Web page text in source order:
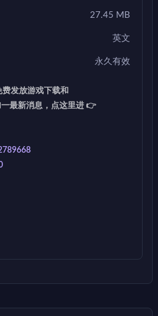
27.45 MB
英文
永久有效
费发放游戏下载和
最新消息，点这里进 👉